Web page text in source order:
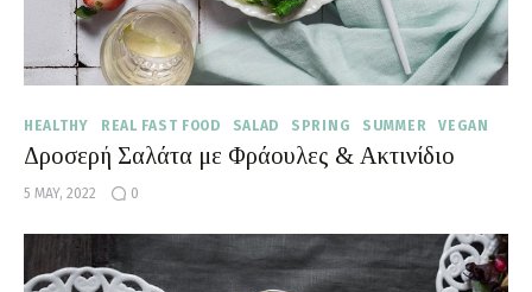
HEALTHY REAL FAST FOOD SALAD SPRING SUMMER VEGAN
Δροσερή Σαλάτα με Φράουλες & Ακτινίδιο
5 MAY, 2022 0